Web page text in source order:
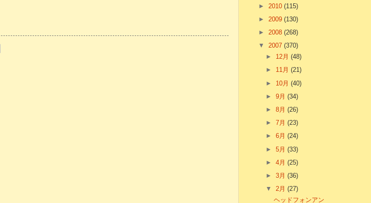
► 2010 (115)
► 2009 (130)
► 2008 (268)
▼ 2007 (370)
► 12月(48)
► 11月(21)
► 10月(40)
►9月(34)
►8月(26)
►7月(23)
►6月(24)
►5月(33)
►4月(25)
►3月(36)
▼2月(27)
ヘッドフォンアン